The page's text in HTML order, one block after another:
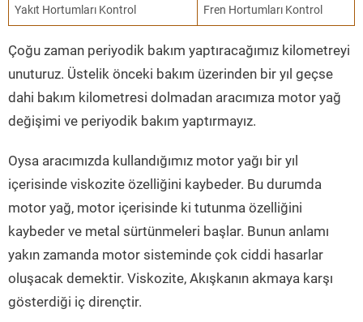
Yakıt Hortumları Kontrol Fren Hortumları Kontrol
Çoğu zaman periyodik bakım yaptıracağımız kilometreyi
unuturuz. Üstelik önceki bakım üzerinden bir yıl geçse
dahi bakım kilometresi dolmadan aracımıza motor yağ
değişimi ve periyodik bakım yaptırmayız.
Oysa aracımızda kullandığımız motor yağı bir yıl
içerisinde viskozite özelliğini kaybeder. Bu durumda
motor yağ, motor içerisinde ki tutunma özelliğini
kaybeder ve metal sürtünmeleri başlar. Bunun anlamı
yakın zamanda motor sisteminde çok ciddi hasarlar
oluşacak demektir. Viskozite, Akışkanın akmaya karşı
gösterdiği iç dirençtir.